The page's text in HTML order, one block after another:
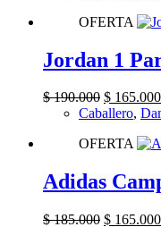
$
OFERTA
Jordan 1
$190.000 Original
price
$
$ 165.000
Caballero,
OFERTA
Adidas
$185.000 Original
$ 165.000